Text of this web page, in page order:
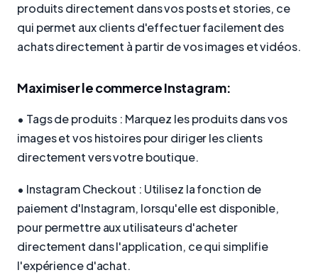
produits directement dans vos posts et stories, ce
qui permet aux clients d'effectuer facilement des
achats directement à partir de vos images et vidéos.
Maximiser le commerce Instagram:
• Tags de produits : Marquez les produits dans vos
images et vos histoires pour diriger les clients
directement vers votre boutique.
• Instagram Checkout : Utilisez la fonction de
paiement d'Instagram, lorsqu'elle est disponible,
pour permettre aux utilisateurs d'acheter
directement dans l'application, ce qui simplifie
l'expérience d'achat.